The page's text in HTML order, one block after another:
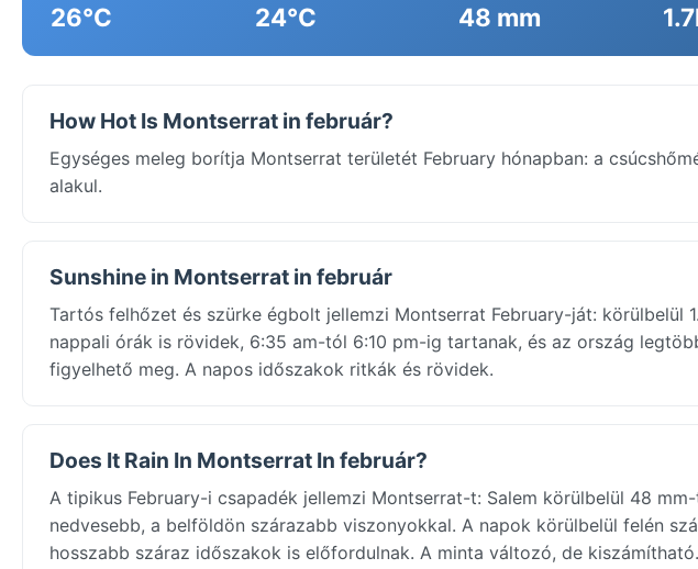
26°C 24°C 48 mm
How Hot Is Montserrat in február?
Egységes meleg borítja Montserrat területét February hónapban: a
alakul.
Sunshine in Montserrat in február
Tartós felhőzet és szürke égbolt jellemzi Montserrat February-ját: körülbelül
nappali órák is rövidek, 6:35 am-tól 6:10 pm-ig tartanak, és az ország
figyelhető meg. A napos időszakok ritkák és rövidek.
Does It Rain In Montserrat In február?
A tipikus February-i csapadék jellemzi Montserrat-t: Salem körülbelül 48
nedvesebb, a belföldön szárazabb viszonyokkal. A napok körülbelül felén
hosszabb száraz időszakok is előfordulnak. A minta változó, de kiszámítható.